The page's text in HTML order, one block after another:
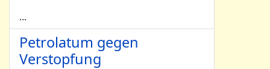
...
Petrolatum gegen
Verstopfung